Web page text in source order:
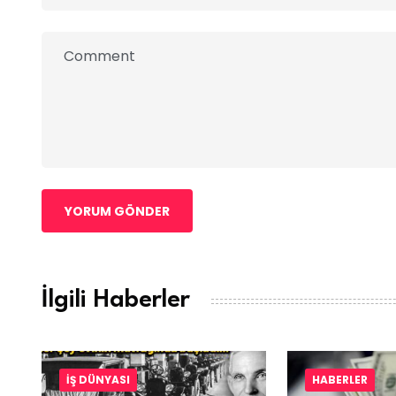
YORUM GÖNDER
İlgili Haberler
İŞ DÜNYASI HABERLER